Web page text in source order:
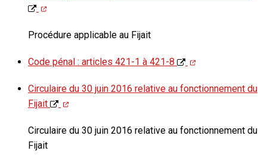
Procédure applicable au Fijait
Code pénal : articles 421-1 à 421-8
Circulaire du 30 juin 2016 relative au fonctionnement du
Fijait
Circulaire du 30 juin 2016 relative au fonctionnement du
Fijait